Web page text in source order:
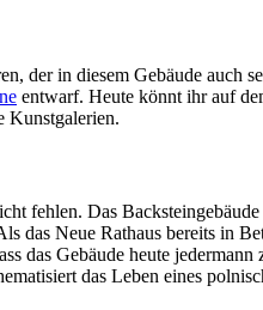
der in diesem Gebäude auch
entwarf. Heute könnt ihr auf
Kunstgalerien.
fehlen. Das
das Neue Rathaus bereits in
das Gebäude heute
das Leben eines